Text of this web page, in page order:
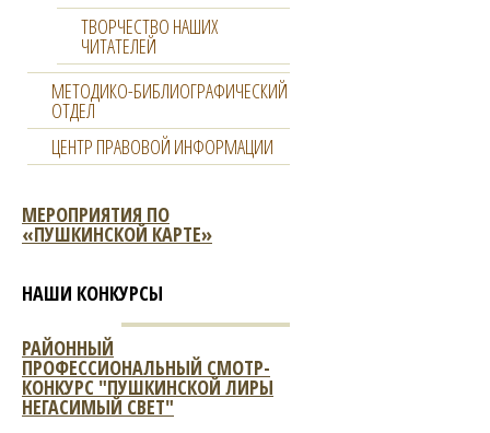
ТВОРЧЕСТВО НАШИХ
ЧИТАТЕЛЕЙ
МЕТОДИКО-БИБЛИОГРАФИЧЕСКИЙ
ОТДЕЛ
ЦЕНТР ПРАВОВОЙ ИНФОРМАЦИИ
МЕРОПРИЯТИЯ ПО
«ПУШКИНСКОЙ КАРТЕ»
НАШИ КОНКУРСЫ
РАЙОННЫЙ
ПРОФЕССИОНАЛЬНЫЙ СМОТР-
КОНКУРС "ПУШКИНСКОЙ ЛИРЫ
НЕГАСИМЫЙ СВЕТ"